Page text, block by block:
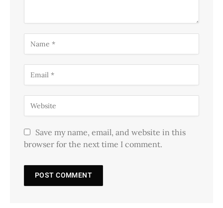
Save my name, email, and website in this
browser for the next time I comment.